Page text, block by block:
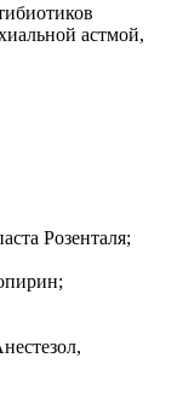
астмой,
Розенталя;